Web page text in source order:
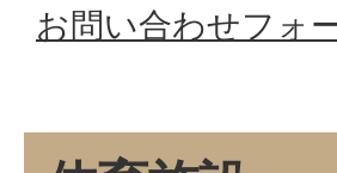
お問い合わせフォ